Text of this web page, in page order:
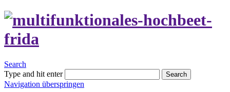
Search
Type and hit enter
Search
Navigation überspringen